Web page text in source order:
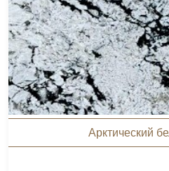
Арктический